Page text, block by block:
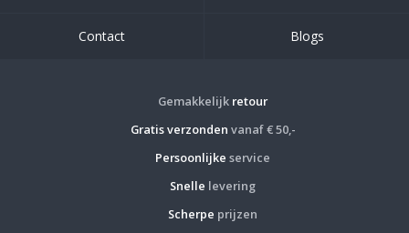
Contact Blogs
Gemakkelijk retour
Gratis verzonden vanaf € 50,-
Persoonlijke service
Snelle levering
Scherpe prijzen